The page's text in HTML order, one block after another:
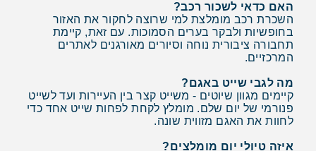
האם כדאי לשכור רכב?
השכרת רכב מומלצת למי שרוצה לחקור את האזור
בחופשיות ולבקר בערים הסמוכות. עם זאת, קיימת
תחבורה ציבורית נוחה וסיורים מאורגנים לאתרים
המרכזיים.
מה לגבי שייט באגם?
קיימים מגוון שיוטים - משייט קצר בין העיירות ועד לשייט
פנורמי של יום שלם. מומלץ לקחת לפחות שייט אחד כדי
לחוות את האגם מזווית שונה.
איזה טיולי יום מומלצים?